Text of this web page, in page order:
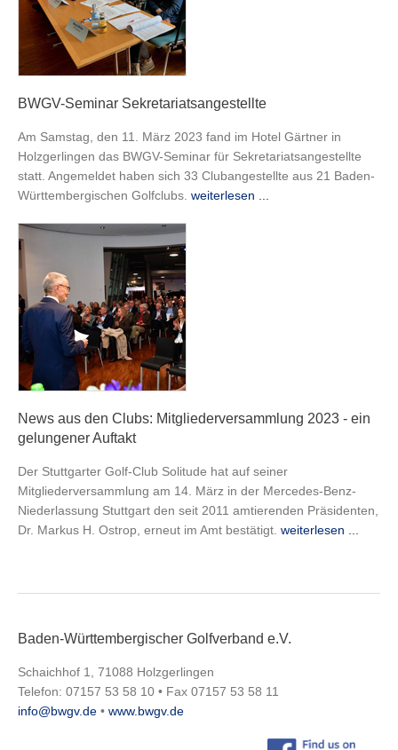
BWGV-Seminar Sekretariatsangestellte
Am Samstag, den 11. März 2023 fand im Hotel Gärtner in
Holzgerlingen das BWGV-Seminar für Sekretariatsangestellte
statt. Angemeldet haben sich 33 Clubangestellte aus 21 Baden-
Württembergischen Golfclubs. weiterlesen ...
News aus den Clubs: Mitgliederversammlung 2023 - ein
gelungener Auftakt
Der Stuttgarter Golf-Club Solitude hat auf seiner
Mitgliederversammlung am 14. März in der Mercedes-Benz-
Niederlassung Stuttgart den seit 2011 amtierenden Präsidenten,
Dr. Markus H. Ostrop, erneut im Amt bestätigt. weiterlesen ...
Baden-Württembergischer Golfverband e.V.
Schaichhof 1, 71088 Holzgerlingen
Telefon: 07157 53 58 10 • Fax 07157 53 58 11
info@bwgv.de • www.bwgv.de